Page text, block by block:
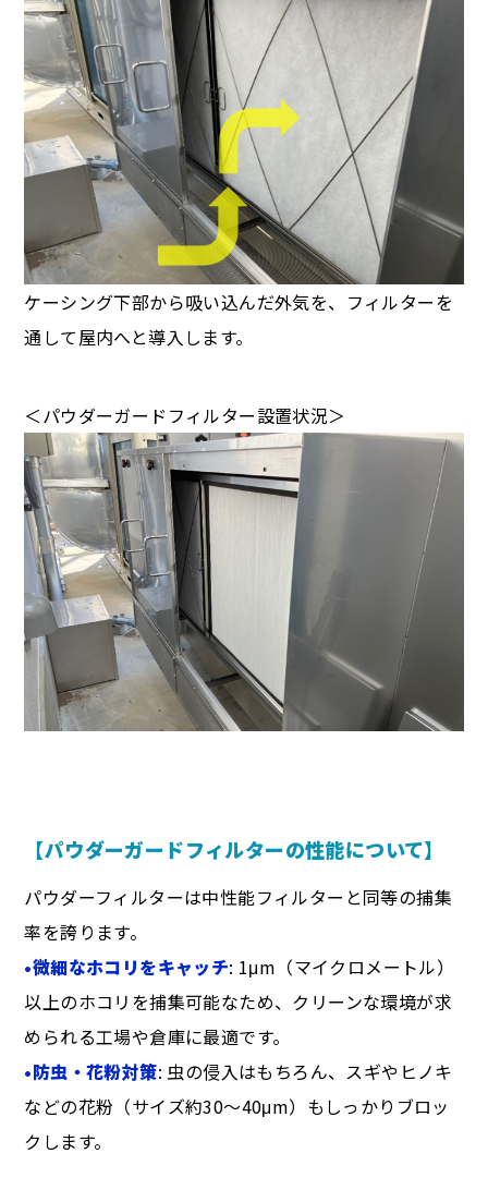
ケーシング下部から吸い込んだ外気を、フィルターを
通して屋内へと導入します。
＜パウダーガードフィルター設置状況＞
【パウダーガードフィルターの性能について】
パウダーフィルターは中性能フィルターと同等の捕集
率を誇ります。
•微細なホコリをキャッチ: 1μm（マイクロメートル）
以上のホコリを捕集可能なため、クリーンな環境が求
められる工場や倉庫に最適です。
•防虫・花粉対策: 虫の侵入はもちろん、スギやヒノキ
などの花粉（サイズ約30〜40μm）もしっかりブロッ
クします。